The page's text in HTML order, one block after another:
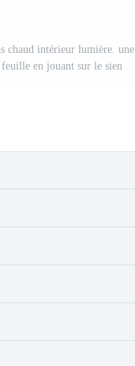
chaud intérieur lumière. une
en jouant sur le sien